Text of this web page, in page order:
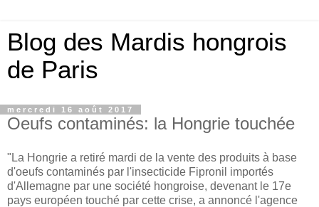
Blog des Mardis hongrois
de Paris
mercredi 16 août 2017
Oeufs contaminés: la Hongrie touchée
"La Hongrie a retiré mardi de la vente des produits à base
d'oeufs contaminés par l'insecticide Fipronil importés
d'Allemagne par une société hongroise, devenant le 17e
pays européen touché par cette crise, a annoncé l'agence